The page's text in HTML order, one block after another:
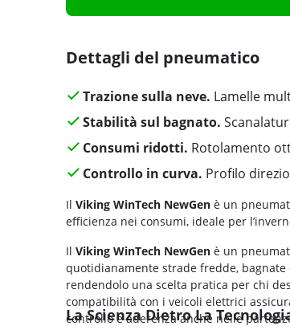
Dettagli del pneumatico
Trazione sulla neve. Lamelle
Stabilità sul bagnato.
Consumi ridotti. Rotolamento
Controllo in curva. Profilo
Il Viking WinTech NewGen è un
efficienza nei consumi, ideale per
Il Viking WinTech NewGen è un
quotidianamente strade fredde,
rendendolo una scelta pratica per chi
compatibilità con i veicoli elettrici
controllo e aderenza anche nelle
La Scienza Dietro La